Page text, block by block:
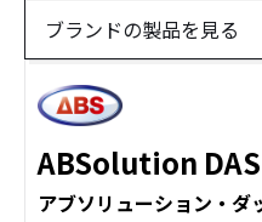
ブランドの製品を見る
ABSolution
アブソリューション・ダ